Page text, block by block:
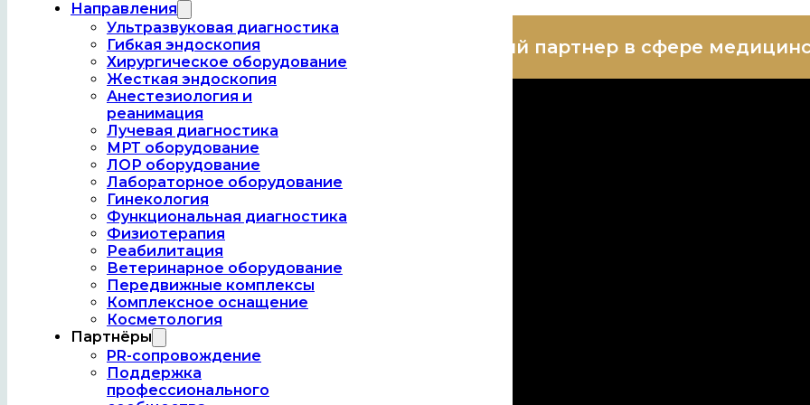
Направления
Ультразвуковая диагностика
Гибкая эндоскопия
Хирургическое оборудование
Жесткая эндоскопия
Анестезиология и
реанимация
Лучевая диагностика
МРТ оборудование
ЛОР оборудование
Лабораторное оборудование
Гинекология
Функциональная диагностика
Физиотерапия
Реабилитация
Ветеринарное оборудование
Передвижные комплексы
Комплексное оснащение
Косметология
Партнёры
PR-сопровождение
Поддержка
профессионального
ООО «Гемера» — ваш надежный партнер в сфере
О компании
Философия компании
Девиз компании
Ценности компании